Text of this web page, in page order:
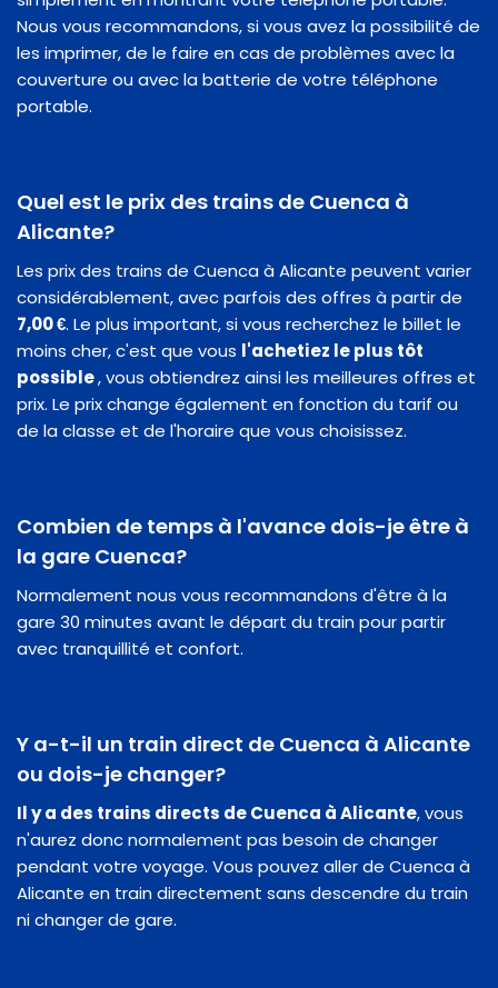
Nous vous recommandons, si vous avez la possibilité de
les imprimer, de le faire en cas de problèmes avec la
couverture ou avec la batterie de votre téléphone
portable.
Quel est le prix des trains de Cuenca à
Alicante?
Les prix des trains de Cuenca à Alicante peuvent varier
considérablement, avec parfois des offres à partir de
7,00 €. Le plus important, si vous recherchez le billet le
moins cher, c'est que vous l'achetiez le plus tôt
possible, vous obtiendrez ainsi les meilleures offres et
prix. Le prix change également en fonction du tarif ou
de la classe et de l'horaire que vous choisissez.
Combien de temps à l'avance dois-je être à
la gare Cuenca?
Normalement nous vous recommandons d'être à la
gare 30 minutes avant le départ du train pour partir
avec tranquillité et confort.
Y a-t-il un train direct de Cuenca à Alicante
ou dois-je changer?
Il y a des trains directs de Cuenca à Alicante, vous
n'aurez donc normalement pas besoin de changer
pendant votre voyage. Vous pouvez aller de Cuenca à
Alicante en train directement sans descendre du train
ni changer de gare.